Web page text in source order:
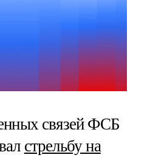
связей ФСБ
стрельбу на